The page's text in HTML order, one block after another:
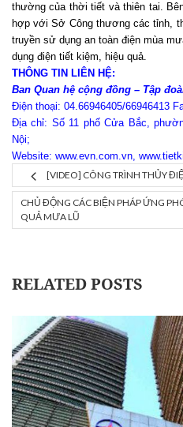
thường của thời tiết và thiên tai.
hợp với Sở Công thương các tỉnh,
truyền sử dụng an toàn điện mùa
dụng điện tiết kiệm, hiệu quả.
THÔNG TIN LIÊN HỆ:
Ban Quan hệ cộng đồng – Tập
Điện thoại: 04.66946405/66946413
Địa chỉ: Số 11 phố Cửa Bắc,
Nội;
Website: www.evn.com.vn,
[VIDEO] CÔNG TRÌNH THỦY
CHỦ ĐỘNG CÁC BIỆN PHÁP ỨNG
QUẢ MƯA LŨ
RELATED POSTS